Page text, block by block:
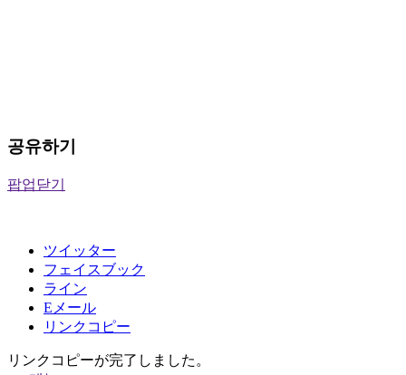
공유하기
팝업닫기
ツイッター
フェイスブック
ライン
Eメール
リンクコピー
リンクコピーが完了しました。